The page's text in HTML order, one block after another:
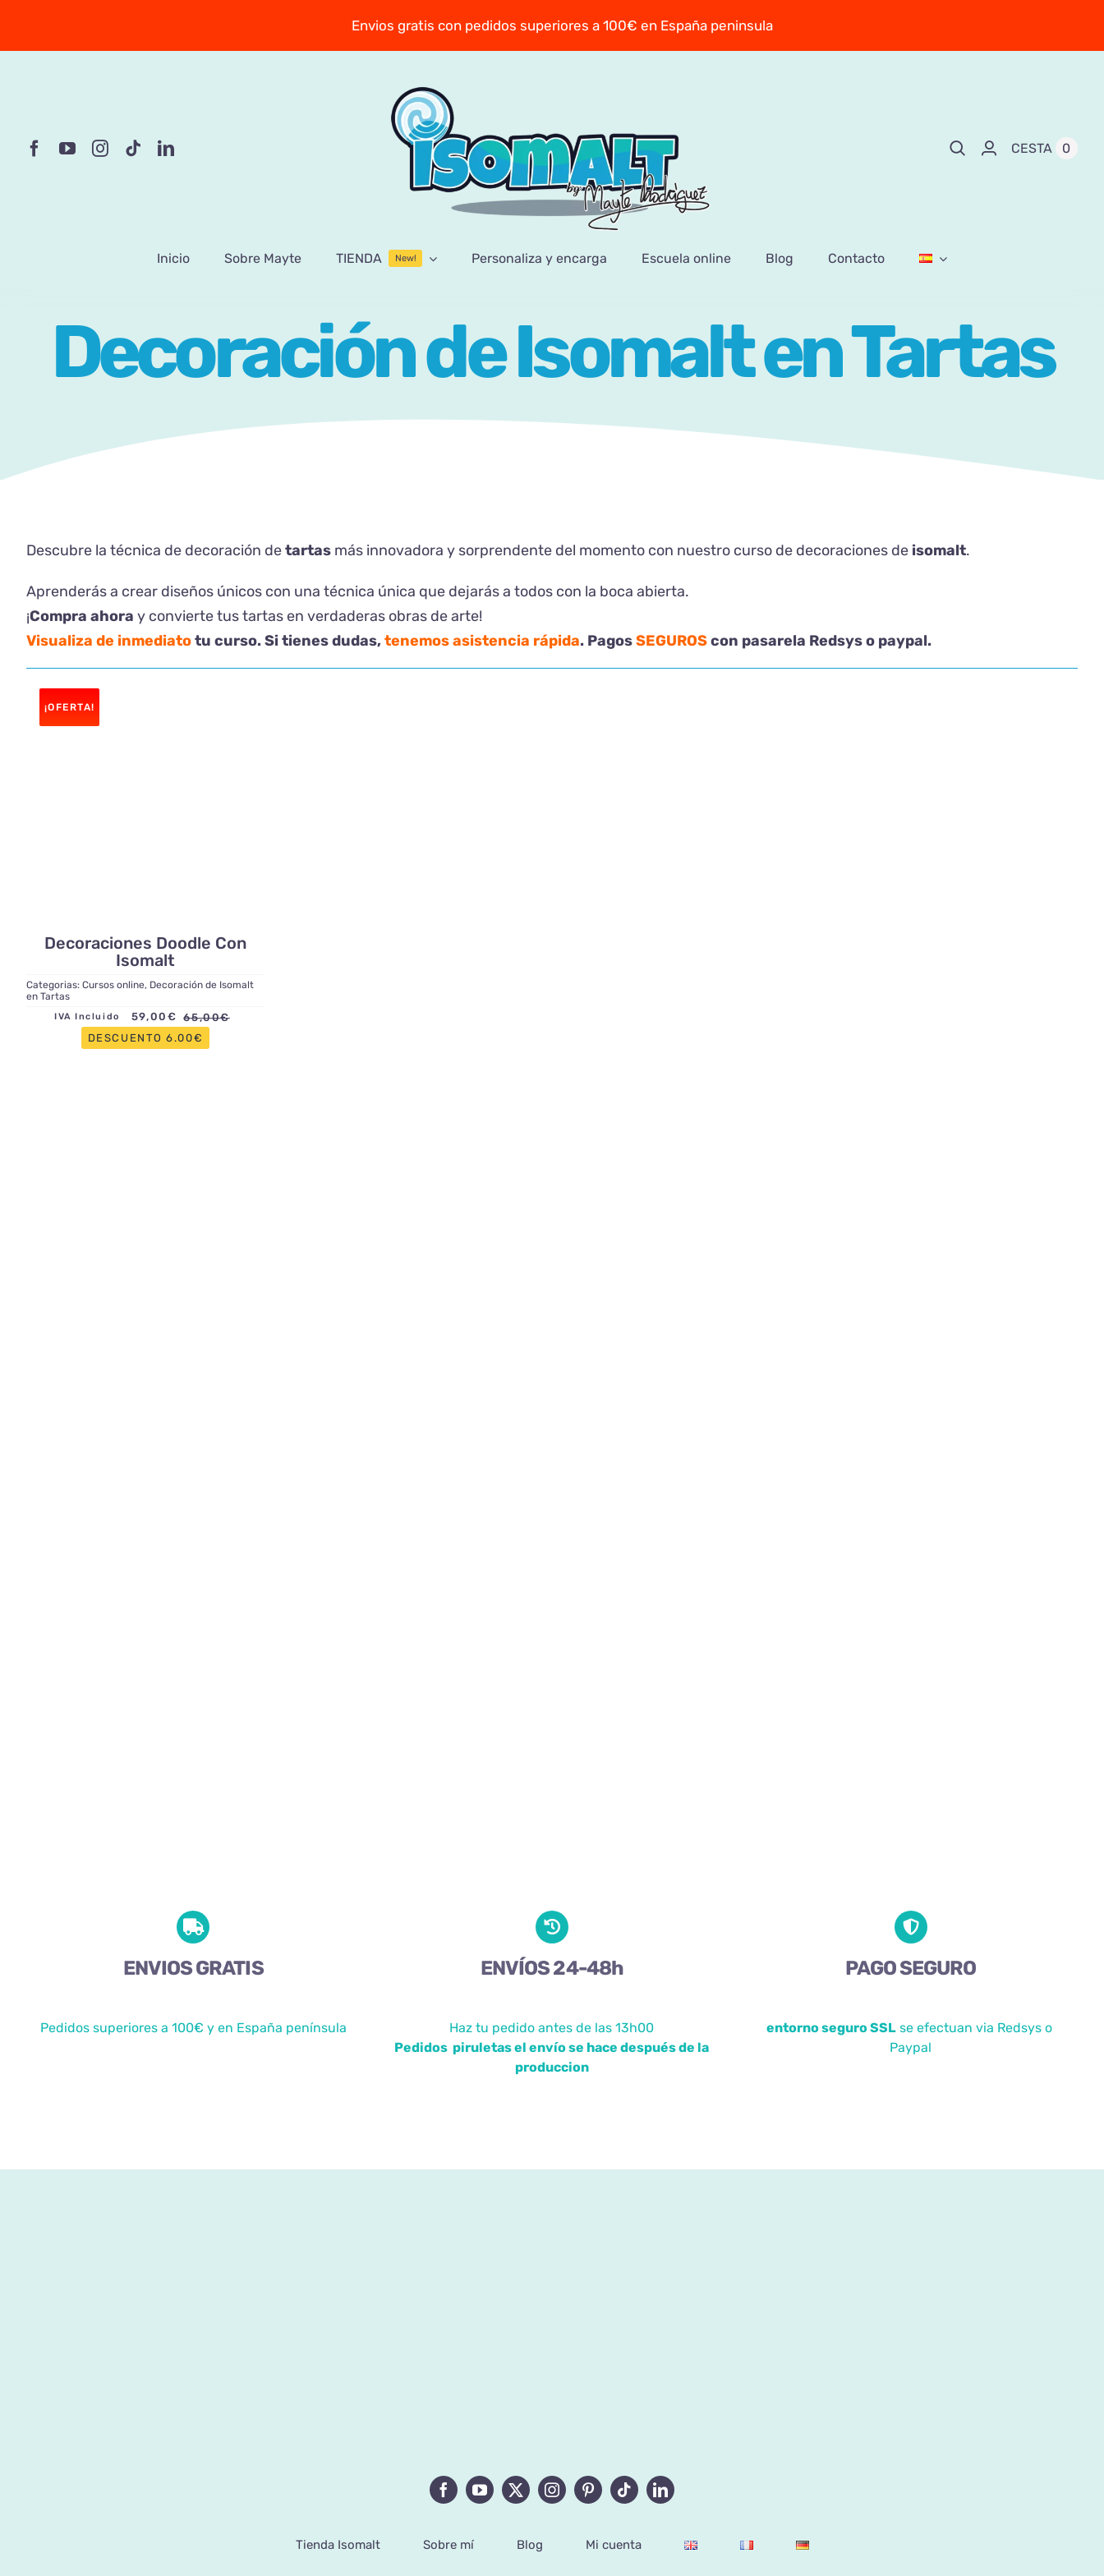
Envios gratis con pedidos superiores a 100€ en España peninsula
CESTA 0
Inicio Sobre Mayte TIENDA New! Personaliza y encarga Escuela online Blog Contacto
Decoración de Isomalt en Tartas
Descubre la técnica de decoración detartasmás innovadora y sorprendente del momento con nuestro curso de decoraciones de isomalt.
Aprenderás a crear diseños únicos con una técnica única que dejarás a todos con la boca abierta.
¡Compra ahora y convierte tus tartas en verdaderas obras de arte!
Visualiza de inmediatotu curso. Si tienes dudas,tenemos asistencia rápida. PagosSEGUROScon pasarela Redsys o paypal.
¡OFERTA!
Decoraciones Doodle Con
Isomalt
Categorias: Cursos online, Decoración de Isomalt
en Tartas
65,00€
59,00 €
IVA Incluido
DESCUENTO 6.00€
ENVIOS GRATIS
Pedidos superiores a 100€ y en España península
ENVÍOS 24-48h
Haz tu pedido antes de las 13h00
Pedidos piruletas el envío se hace después de la
produccion
PAGO SEGURO
entorno seguro SSLse efectuan via Redsys o
Paypal
Tienda Isomalt Sobre mí Blog Mi cuenta